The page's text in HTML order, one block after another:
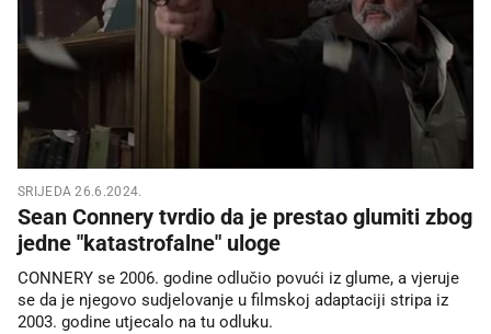
SRIJEDA 26.6.2024.
Sean Connery tvrdio da je prestao glumiti zbog
jedne "katastrofalne" uloge
CONNERY se 2006. godine odlučio povući iz glume, a vjeruje
se da je njegovo sudjelovanje u filmskoj adaptaciji stripa iz
2003. godine utjecalo na tu odluku.